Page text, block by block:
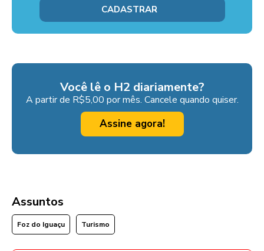
Você lê o H2 diariamente?
A partir de R$5,00 por mês. Cancele quando quiser.
Assine agora!
Assuntos
Foz do Iguaçu Turismo